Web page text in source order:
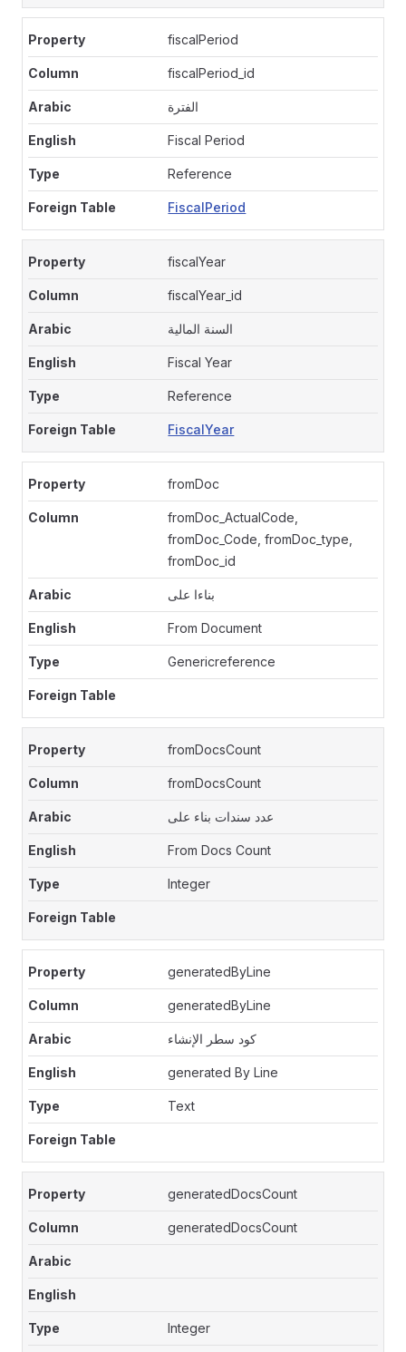
fiscalPeriod
fiscalPeriod_id
الفترة
Fiscal Period
Reference
FiscalPeriod
fiscalYear
fiscalYear_id
السنة المالية
Fiscal Year
Reference
FiscalYear
fromDoc
fromDoc_ActualCode,
fromDoc_Code, fromDoc_type,
fromDoc_id
بناءا على
From Document
Genericreference
fromDocsCount
fromDocsCount
عدد سندات بناء على
From Docs Count
Integer
generatedByLine
generatedByLine
كود سطر الإنشاء
generated By Line
Text
generatedDocsCount
generatedDocsCount
Integer